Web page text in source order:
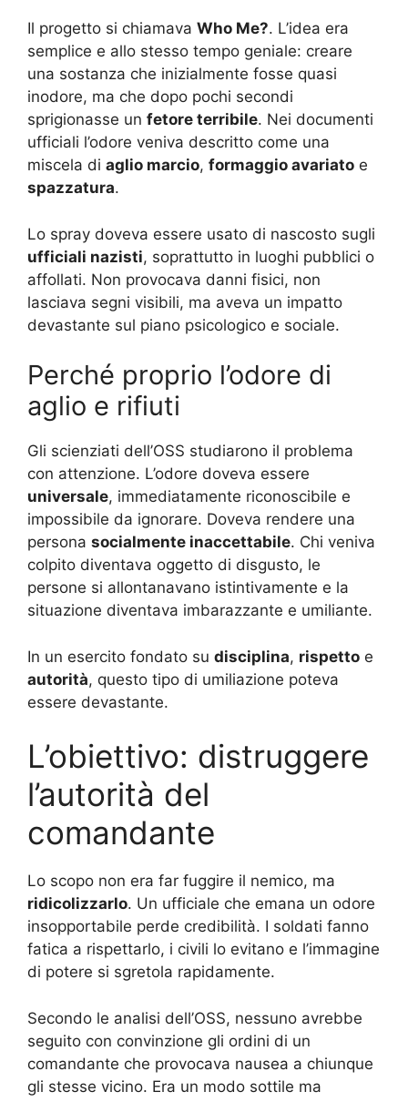
Il progetto si chiamava Who Me?. L’idea era
semplice e allo stesso tempo geniale: creare
una sostanza che inizialmente fosse quasi
inodore, ma che dopo pochi secondi
sprigionasse un fetore terribile. Nei documenti
ufficiali l’odore veniva descritto come una
miscela di aglio marcio, formaggio avariato e
spazzatura.
Lo spray doveva essere usato di nascosto sugli
ufficiali nazisti, soprattutto in luoghi pubblici o
affollati. Non provocava danni fisici, non
lasciava segni visibili, ma aveva un impatto
devastante sul piano psicologico e sociale.
Perché proprio l’odore di
aglio e rifiuti
Gli scienziati dell’OSS studiarono il problema
con attenzione. L’odore doveva essere
universale, immediatamente riconoscibile e
impossibile da ignorare. Doveva rendere una
persona socialmente inaccettabile. Chi veniva
colpito diventava oggetto di disgusto, le
persone si allontanavano istintivamente e la
situazione diventava imbarazzante e umiliante.
In un esercito fondato su disciplina, rispetto e
autorità, questo tipo di umiliazione poteva
essere devastante.
L’obiettivo: distruggere
l’autorità del
comandante
Lo scopo non era far fuggire il nemico, ma
ridicolizzarlo. Un ufficiale che emana un odore
insopportabile perde credibilità. I soldati fanno
fatica a rispettarlo, i civili lo evitano e l’immagine
di potere si sgretola rapidamente.
Secondo le analisi dell’OSS, nessuno avrebbe
seguito con convinzione gli ordini di un
comandante che provocava nausea a chiunque
gli stesse vicino. Era un modo sottile ma